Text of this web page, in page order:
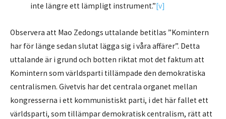
inte längre ett lämpligt instrument.”[v]
Observera att Mao Zedongs uttalande betitlas ”Komintern
har för länge sedan slutat lägga sig i våra affärer”. Detta
uttalande är i grund och botten riktat mot det faktum att
Komintern som världsparti tillämpade den demokratiska
centralismen. Givetvis har det centrala organet mellan
kongresserna i ett kommunistiskt parti, i det här fallet ett
världsparti, som tillämpar demokratisk centralism, rätt att